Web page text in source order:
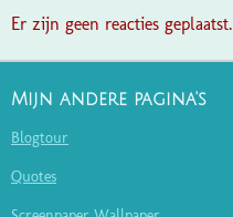
Er zijn geen reacties geplaatst.
Mijn andere pagina's
Blogtour
Quotes